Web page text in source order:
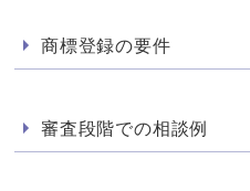
商標登録の要件
審査段階での相談例